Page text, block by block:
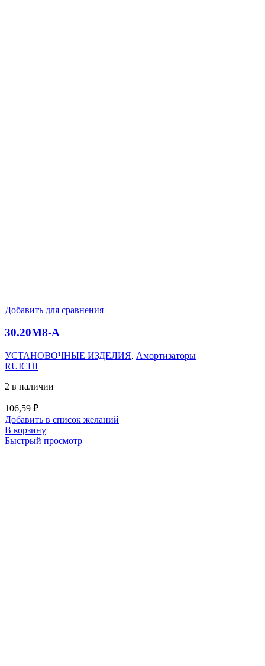
Добавить для сравнения
30.20M8-А
УСТАНОВОЧНЫЕ ИЗДЕЛИЯ, Амортизаторы
RUICHI
2 в наличии
106,59 ₽
Добавить в список желаний
В корзину
Быстрый просмотр